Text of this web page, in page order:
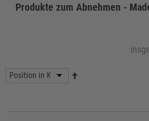
Produkte zum Abnehmen -